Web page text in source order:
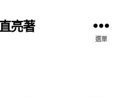
亮著
選單